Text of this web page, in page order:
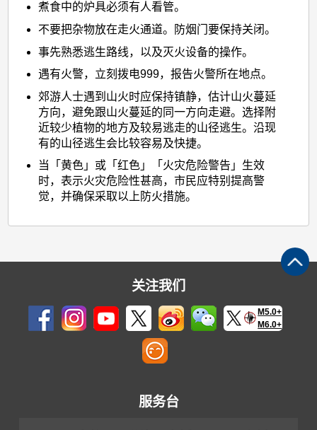
煮食中的炉具必须有人看管。
不要把杂物放在走火通道。防烟门要保持关闭。
事先熟悉逃生路线，以及灭火设备的操作。
遇有火警，立刻拨电999，报告火警所在地点。
郊游人士遇到山火时应保持镇静，估计山火蔓延
方向，避免跟山火蔓延的同一方向走避。选择附
近较少植物的地方及较易逃走的山径逃生。沿现
有的山径逃生会比较容易及快捷。
当「黄色」或「红色」「火灾危险警告」生效
时，表示火灾危险性甚高，市民应特别提高警
觉，并确保采取以上防火措施。
关注我们
M5.0+
M6.0+
服务台